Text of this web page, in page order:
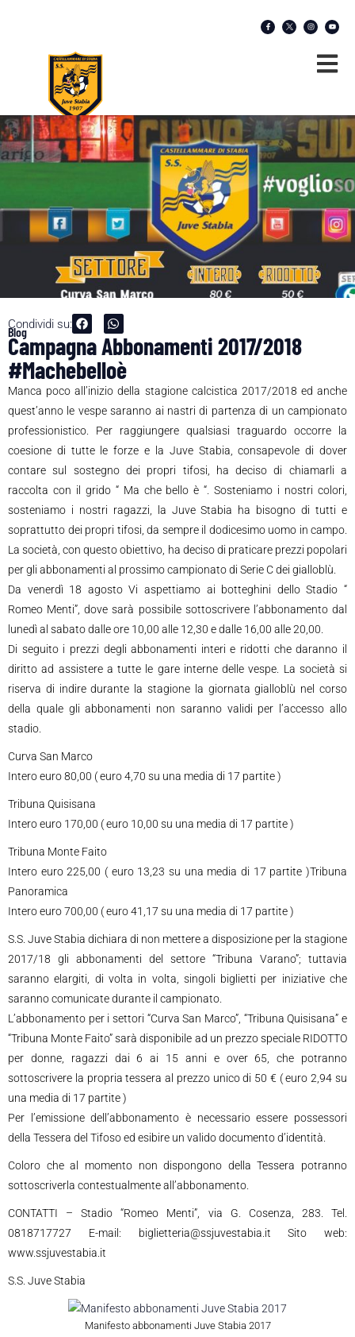
Condividi su:
Blog
Campagna Abbonamenti 2017/2018
#Machebelloè
Manca poco all’inizio della stagione calcistica 2017/2018 ed anche
quest’anno le vespe saranno ai nastri di partenza di un campionato
professionistico. Per raggiungere qualsiasi traguardo occorre la
coesione di tutte le forze e la Juve Stabia, consapevole di dover
contare sul sostegno dei propri tifosi, ha deciso di chiamarli a
raccolta con il grido “ Ma che bello è “. Sosteniamo i nostri colori,
sosteniamo i nostri ragazzi, la Juve Stabia ha bisogno di tutti e
soprattutto dei propri tifosi, da sempre il dodicesimo uomo in campo.
La società, con questo obiettivo, ha deciso di praticare prezzi popolari
per gli abbonamenti al prossimo campionato di Serie C dei gialloblù.
Da venerdì 18 agosto Vi aspettiamo ai botteghini dello Stadio “
Romeo Menti”, dove sarà possibile sottoscrivere l’abbonamento dal
lunedì al sabato dalle ore 10,00 alle 12,30 e dalle 16,00 alle 20,00.
Di seguito i prezzi degli abbonamenti interi e ridotti che daranno il
diritto ad assistere a tutte le gare interne delle vespe. La società si
riserva di indire durante la stagione la giornata gialloblù nel corso
della quale gli abbonamenti non saranno validi per l’accesso allo
stadio.
Curva San Marco
Intero euro 80,00 ( euro 4,70 su una media di 17 partite )
Tribuna Quisisana
Intero euro 170,00 ( euro 10,00 su una media di 17 partite )
Tribuna Monte Faito
Intero euro 225,00 ( euro 13,23 su una media di 17 partite )Tribuna
Panoramica
Intero euro 700,00 ( euro 41,17 su una media di 17 partite )
S.S. Juve Stabia dichiara di non mettere a disposizione per la stagione
2017/18 gli abbonamenti del settore “Tribuna Varano”; tuttavia
saranno elargiti, di volta in volta, singoli biglietti per iniziative che
saranno comunicate durante il campionato.
L’abbonamento per i settori “Curva San Marco”, “Tribuna Quisisana” e
“Tribuna Monte Faito” sarà disponibile ad un prezzo speciale RIDOTTO
per donne, ragazzi dai 6 ai 15 anni e over 65, che potranno
sottoscrivere la propria tessera al prezzo unico di 50 € ( euro 2,94 su
una media di 17 partite )
Per l’emissione dell’abbonamento è necessario essere possessori
della Tessera del Tifoso ed esibire un valido documento d’identità.
Coloro che al momento non dispongono della Tessera potranno
sottoscriverla contestualmente all’abbonamento.
CONTATTI – Stadio “Romeo Menti”, via G. Cosenza, 283. Tel.
0818717727 E-mail: biglietteria@ssjuvestabia.it Sito web:
www.ssjuvestabia.it
S.S. Juve Stabia
Manifesto abbonamenti Juve Stabia 2017